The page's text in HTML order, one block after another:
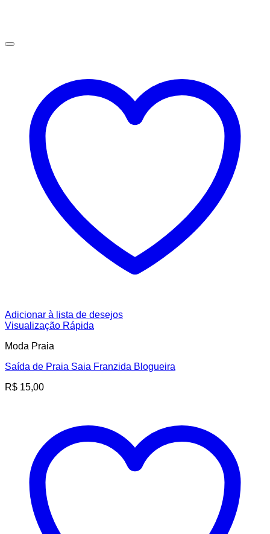
Adicionar à lista de desejos
Visualização Rápida
Moda Praia
Saída de Praia Saia Franzida Blogueira
R$ 15,00